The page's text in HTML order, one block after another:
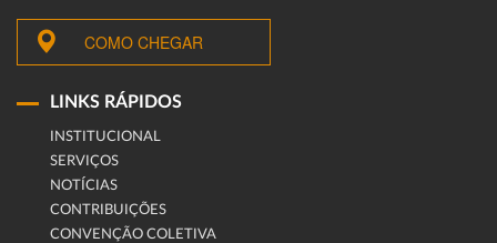
COMO CHEGAR
LINKS RÁPIDOS
INSTITUCIONAL
SERVIÇOS
NOTÍCIAS
CONTRIBUIÇÕES
CONVENÇÃO COLETIVA